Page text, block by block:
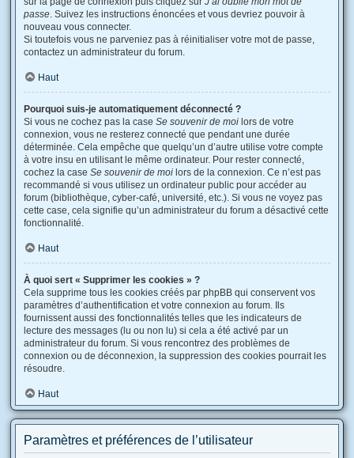
passe. Suivez les instructions énoncées et vous devriez pouvoir à
nouveau vous connecter.
Si toutefois vous ne parveniez pas à réinitialiser votre mot de passe,
contactez un administrateur du forum.
Haut
Pourquoi suis-je automatiquement déconnecté ?
Si vous ne cochez pas la case Se souvenir de moi lors de votre
connexion, vous ne resterez connecté que pendant une durée
déterminée. Cela empêche que quelqu’un d’autre utilise votre compte
à votre insu en utilisant le même ordinateur. Pour rester connecté,
cochez la case Se souvenir de moi lors de la connexion. Ce n’est pas
recommandé si vous utilisez un ordinateur public pour accéder au
forum (bibliothèque, cyber-café, université, etc.). Si vous ne voyez pas
cette case, cela signifie qu’un administrateur du forum a désactivé cette
fonctionnalité.
Haut
À quoi sert « Supprimer les cookies » ?
Cela supprime tous les cookies créés par phpBB qui conservent vos
paramètres d’authentification et votre connexion au forum. Ils
fournissent aussi des fonctionnalités telles que les indicateurs de
lecture des messages (lu ou non lu) si cela a été activé par un
administrateur du forum. Si vous rencontrez des problèmes de
connexion ou de déconnexion, la suppression des cookies pourrait les
résoudre.
Haut
Paramètres et préférences de l’utilisateur